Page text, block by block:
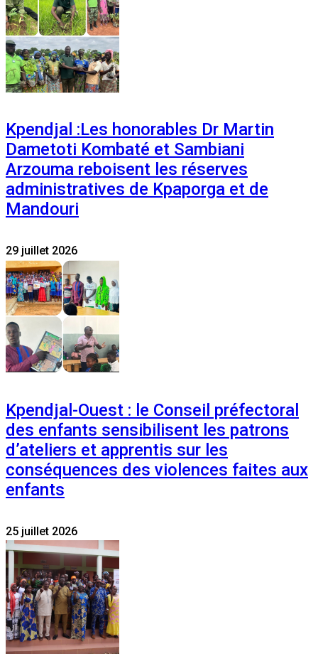
Kpendjal :Les honorables Dr Martin
Dametoti Kombaté et Sambiani
Arzouma reboisent les réserves
administratives de Kpaporga et de
Mandouri
29 juillet 2026
Kpendjal-Ouest : le Conseil préfectoral
des enfants sensibilisent les patrons
d’ateliers et apprentis sur les
conséquences des violences faites aux
enfants
25 juillet 2026